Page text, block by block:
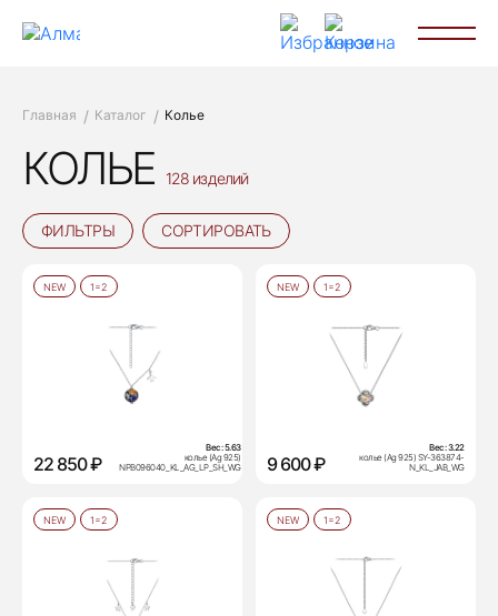
Главная Каталог Колье
КОЛЬЕ 128 изделий
ФИЛЬТРЫ СОРТИРОВАТЬ
NEW 1=2
22 850 ₽
Вес:5.63
колье (Ag 925)
NPB096040_KL_AG_LP_SH_WG
NEW 1=2
9 600 ₽
Вес:3.22
колье (Ag 925) SY-363874-
N_KL_JAB_WG
NEW 1=2 NEW 1=2